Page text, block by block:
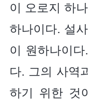
이 오로지 하
하나이다. 설
이 원하나이
다. 그의 사역
하기 위한 것